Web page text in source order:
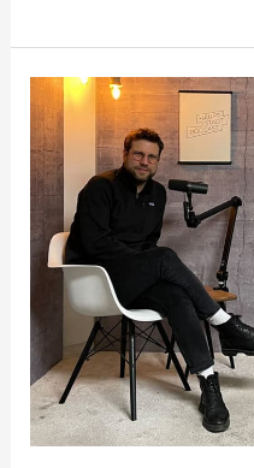
Storytelling
(Podcast)